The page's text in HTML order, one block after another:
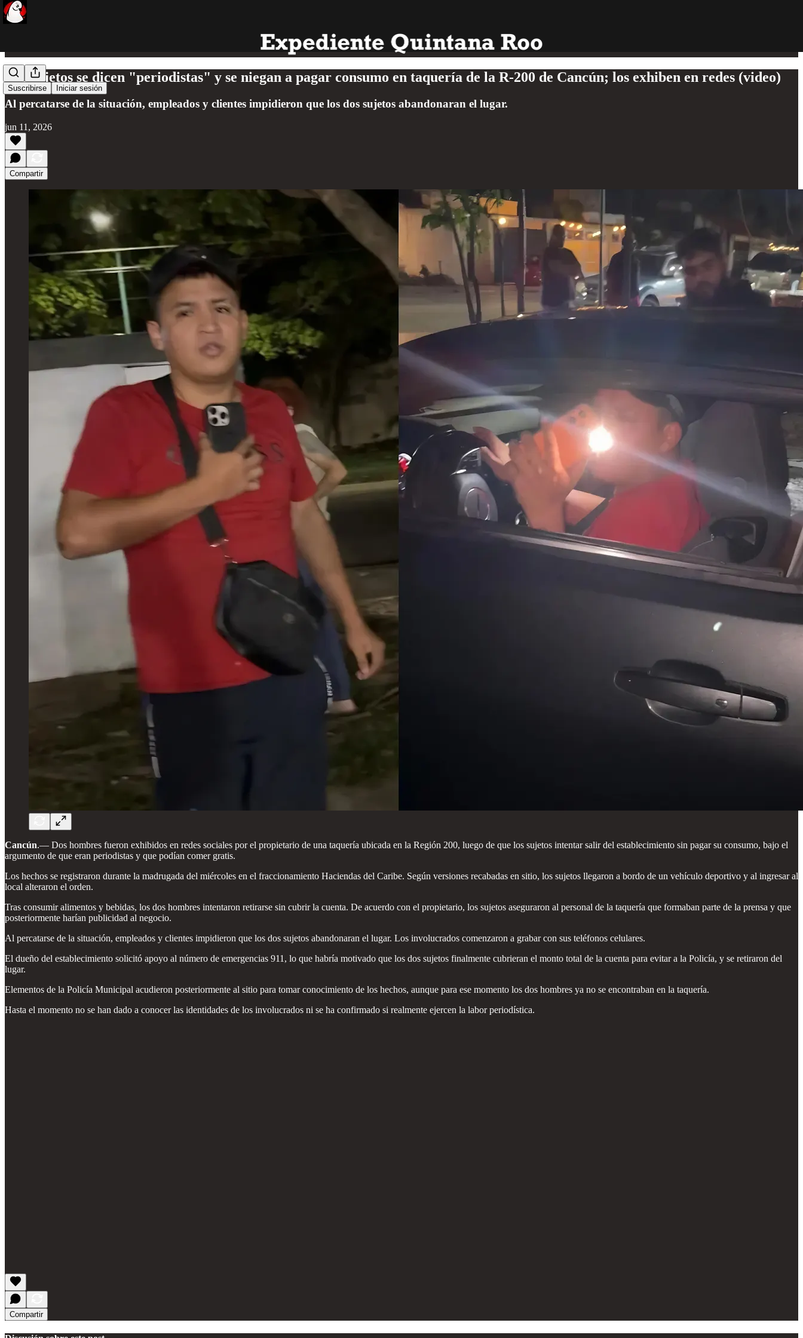
Suscribirse Iniciar sesión
Dos sujetos se dicen "periodistas" y se niegan a pagar consumo en taquería de la R-200 de Cancún; los exhiben en redes (video)
Al percatarse de la situación, empleados y clientes impidieron que los dos sujetos abandonaran el lugar.
jun 11, 2026
Compartir
Cancún.— Dos hombres fueron exhibidos en redes sociales por el propietario de una taquería ubicada en la Región 200, luego de que los sujetos intentar salir del establecimiento sin pagar su consumo, bajo el
argumento de que eran periodistas y que podían comer gratis.
Los hechos se registraron durante la madrugada del miércoles en el fraccionamiento Haciendas del Caribe. Según versiones recabadas en sitio, los sujetos llegaron a bordo de un vehículo deportivo y al ingresar al
local alteraron el orden.
Tras consumir alimentos y bebidas, los dos hombres intentaron retirarse sin cubrir la cuenta. De acuerdo con el propietario, los sujetos aseguraron al personal de la taquería que formaban parte de la prensa y que
posteriormente harían publicidad al negocio.
Al percatarse de la situación, empleados y clientes impidieron que los dos sujetos abandonaran el lugar. Los involucrados comenzaron a grabar con sus teléfonos celulares.
El dueño del establecimiento solicitó apoyo al número de emergencias 911, lo que habría motivado que los dos sujetos finalmente cubrieran el monto total de la cuenta para evitar a la Policía, y se retiraron del
lugar.
Elementos de la Policía Municipal acudieron posteriormente al sitio para tomar conocimiento de los hechos, aunque para ese momento los dos hombres ya no se encontraban en la taquería.
Hasta el momento no se han dado a conocer las identidades de los involucrados ni se ha confirmado si realmente ejercen la labor periodística.
Compartir